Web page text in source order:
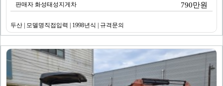
판매자 화성태성지게차 790만원
두산 | 모델명직접입력 | 1998년식 | 규격문의